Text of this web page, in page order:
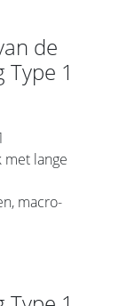
de
1
lange
macro-